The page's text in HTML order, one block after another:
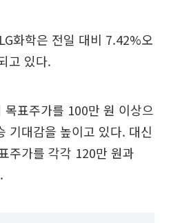
화학은 전일 대비 7.42%오
고 있다.
목표주가를 100만 원 이상으
기대감을 높이고 있다. 대신
주가를 각각 120만 원과